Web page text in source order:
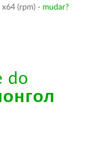
(rpm) - mudar?
do